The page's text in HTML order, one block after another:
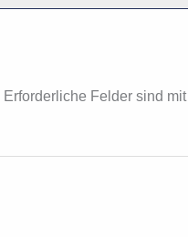
Erforderliche Felder sind mit